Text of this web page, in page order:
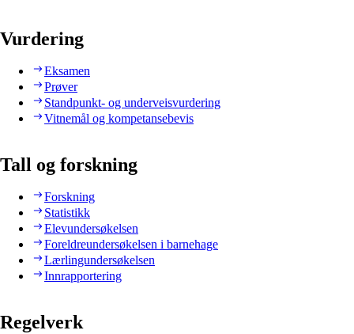
Vurdering
Eksamen
Prøver
Standpunkt- og underveisvurdering
Vitnemål og kompetansebevis
Tall og forskning
Forskning
Statistikk
Elevundersøkelsen
Foreldreundersøkelsen i barnehage
Lærlingundersøkelsen
Innrapportering
Regelverk